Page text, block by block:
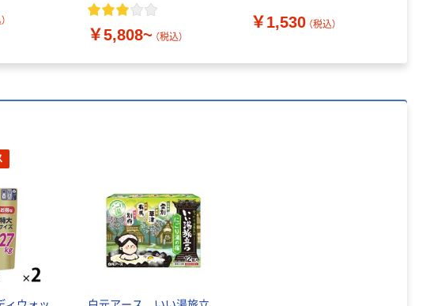
￥5,808~ （税込）
￥1,530 （税込）
ル
証